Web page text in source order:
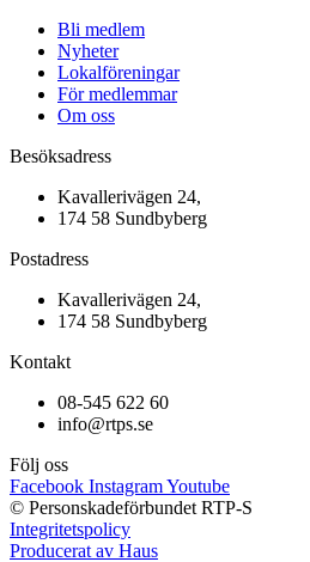
Bli medlem
Nyheter
Lokalföreningar
För medlemmar
Om oss
Besöksadress
Kavallerivägen 24,
174 58 Sundbyberg
Postadress
Kavallerivägen 24,
174 58 Sundbyberg
Kontakt
08-545 622 60
info@rtps.se
Följ oss
Facebook InstagramYoutube
© Personskadeförbundet RTP-S
Integritetspolicy
Producerat av Haus